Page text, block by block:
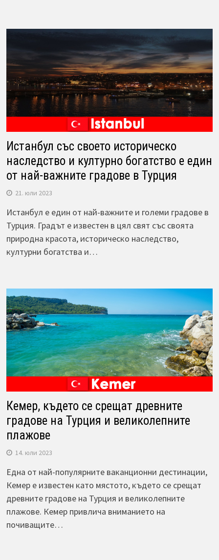
Истанбул със своето историческо
наследство и културно богатство е един
от най-важните градове в Турция
21. юли 2023
Истанбул е един от най-важните и големи градове в
Турция. Градът е известен в цял свят със своята
природна красота, историческо наследство,
културни богатства и…
Кемер, където се срещат древните
градове на Турция и великолепните
плажове
14. юли 2023
Една от най-популярните ваканционни дестинации,
Кемер е известен като мястото, където се срещат
древните градове на Турция и великолепните
плажове. Кемер привлича вниманието на
почиващите…